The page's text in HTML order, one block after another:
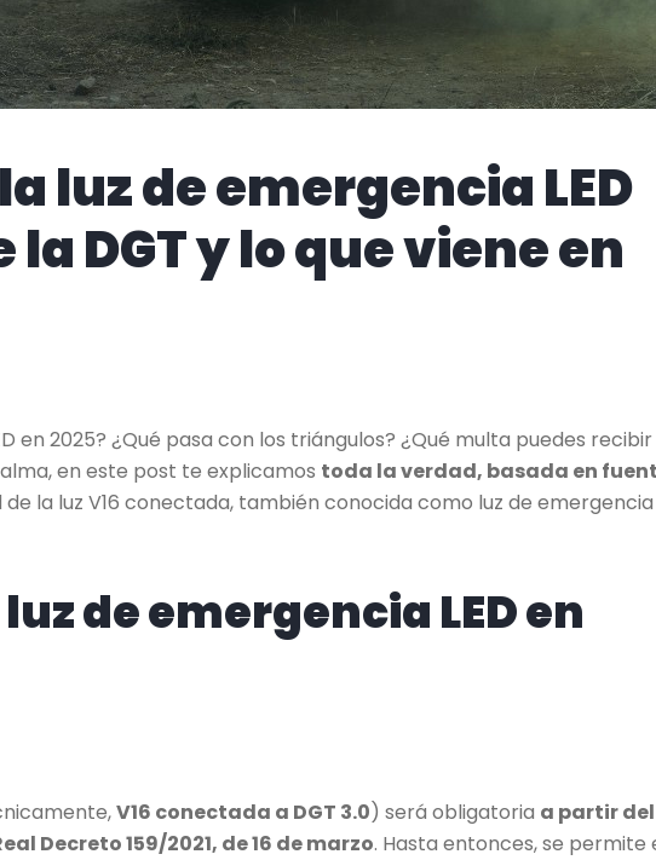
luz de emergencia LED
la DGT y lo que viene en
en 2025? ¿Qué pasa con los triángulos? ¿Qué multa puedes recibir
en este post te explicamos toda la verdad, basada en
la luz V16 conectada, también conocida como luz de emergencia
de emergencia LED en
V16 conectada a DGT 3.0) será obligatoria a partir del
Decreto 159/2021, de 16 de marzo. Hasta entonces, se permite